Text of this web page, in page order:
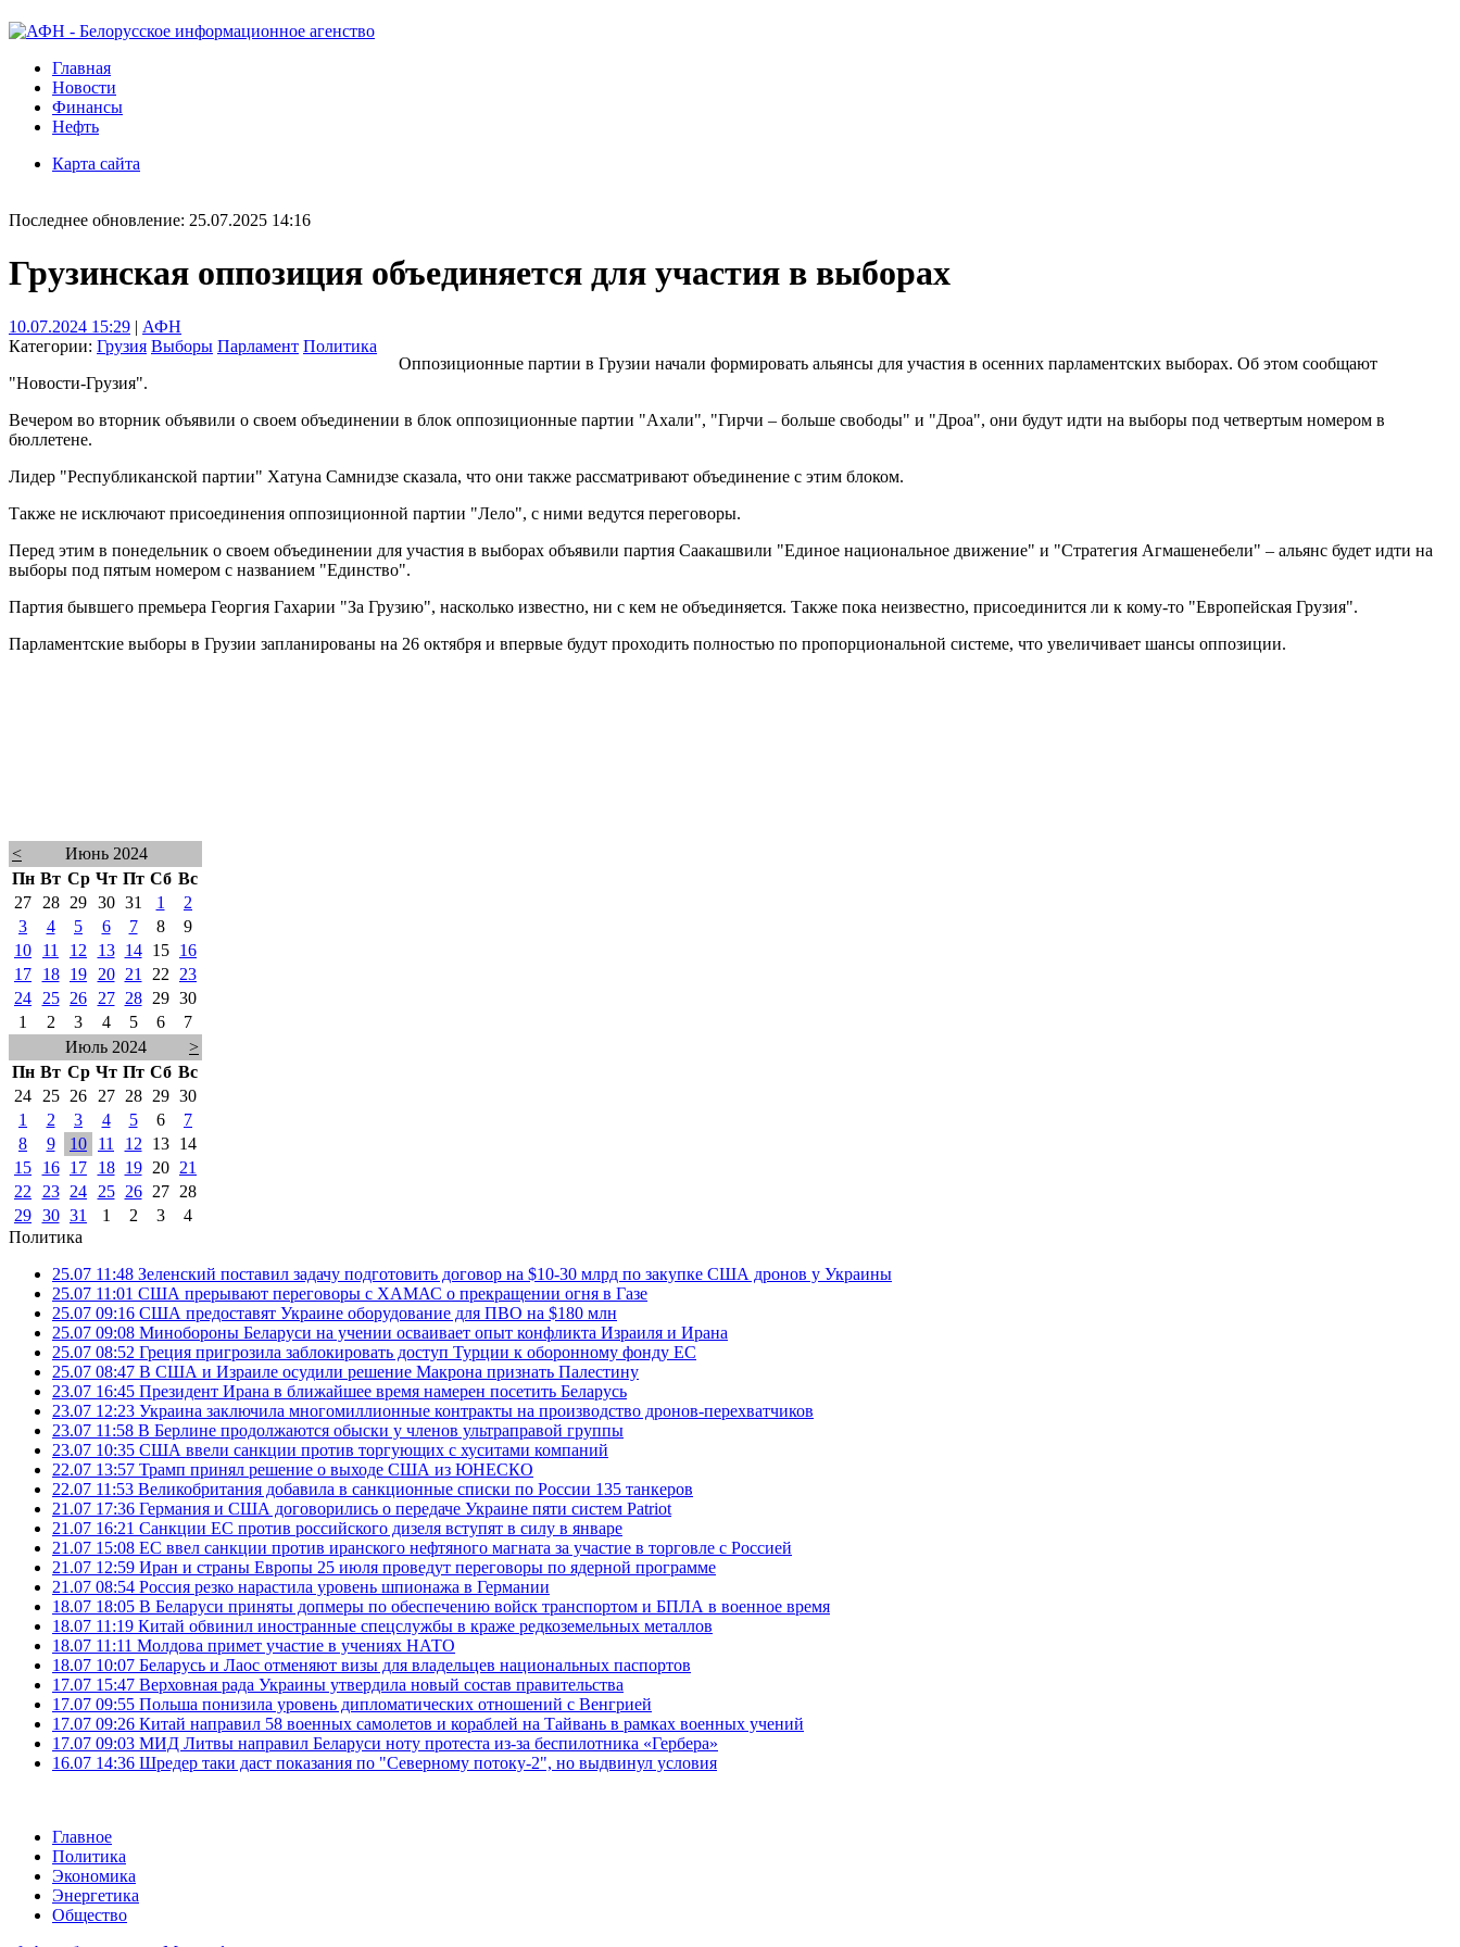
Главная
Новости
Финансы
Нефть
Карта сайта
Последнее обновление: 25.07.2025 14:16
Грузинская оппозиция объединяется для участия в выборах
10.07.2024 15:29 | АФН
Категории: Грузия Выборы Парламент Политика
Оппозиционные партии в Грузии начали формировать альянсы для участия в осенних парламентских выборах. Об этом сообщают
"Новости-Грузия".
Вечером во вторник объявили о своем объединении в блок оппозиционные партии "Ахали", "Гирчи – больше свободы" и "Дроа", они будут идти на выборы под четвертым номером в
бюллетене.
Лидер "Республиканской партии" Хатуна Самнидзе сказала, что они также рассматривают объединение с этим блоком.
Также не исключают присоединения оппозиционной партии "Лело", с ними ведутся переговоры.
Перед этим в понедельник о своем объединении для участия в выборах объявили партия Саакашвили "Единое национальное движение" и "Стратегия Агмашенебели" – альянс будет идти на
выборы под пятым номером с названием "Единство".
Партия бывшего премьера Георгия Гахарии "За Грузию", насколько известно, ни с кем не объединяется. Также пока неизвестно, присоединится ли к кому-то "Европейская Грузия".
Парламентские выборы в Грузии запланированы на 26 октября и впервые будут проходить полностью по пропорциональной системе, что увеличивает шансы оппозиции.
<
Июнь 2024
Пн Вт Ср Чт Пт Сб Вс
27
28 29 30 31 1
2
3
4 5 6 7 8
9
10
11 12 13 14 15
16
17
18 19 20 21 22
23
24
25 26 27 28 29 30
1
2 3 4 5 6
7
Июль 2024
>
Пн Вт Ср Чт Пт Сб Вс
24
25 26 27 28 29 30
1
2 3 4 5 6
7
8
9 10 11 12 13
14
15
16 17 18 19 20
21
22
23 24 25 26 27
28
29 30 31 1 2 3
4
Политика
25.07 11:48 Зеленский поставил задачу подготовить договор на $10-30 млрд по закупке США дронов у Украины
25.07 11:01 США прерывают переговоры с ХАМАС о прекращении огня в Газе
25.07 09:16 США предоставят Украине оборудование для ПВО на $180 млн
25.07 09:08 Минобороны Беларуси на учении осваивает опыт конфликта Израиля и Ирана
25.07 08:52 Греция пригрозила заблокировать доступ Турции к оборонному фонду ЕС
25.07 08:47 В США и Израиле осудили решение Макрона признать Палестину
23.07 16:45 Президент Ирана в ближайшее время намерен посетить Беларусь
23.07 12:23 Украина заключила многомиллионные контракты на производство дронов-перехватчиков
23.07 11:58 В Берлине продолжаются обыски у членов ультраправой группы
23.07 10:35 США ввели санкции против торгующих с хуситами компаний
22.07 13:57 Трамп принял решение о выходе США из ЮНЕСКО
22.07 11:53 Великобритания добавила в санкционные списки по России 135 танкеров
21.07 17:36 Германия и США договорились о передаче Украине пяти систем Patriot
21.07 16:21 Санкции ЕС против российского дизеля вступят в силу в январе
21.07 15:08 ЕС ввел санкции против иранского нефтяного магната за участие в торговле с Россией
21.07 12:59 Иран и страны Европы 25 июля проведут переговоры по ядерной программе
21.07 08:54 Россия резко нарастила уровень шпионажа в Германии
18.07 18:05 В Беларуси приняты допмеры по обеспечению войск транспортом и БПЛА в военное время
18.07 11:19 Китай обвинил иностранные спецслужбы в краже редкоземельных металлов
18.07 11:11 Молдова примет участие в учениях НАТО
18.07 10:07 Беларусь и Лаос отменяют визы для владельцев национальных паспортов
17.07 15:47 Верховная рада Украины утвердила новый состав правительства
17.07 09:55 Польша понизила уровень дипломатических отношений с Венгрией
17.07 09:26 Китай направил 58 военных самолетов и кораблей на Тайвань в рамках военных учений
17.07 09:03 МИД Литвы направил Беларуси ноту протеста из-за беспилотника «Гербера»
16.07 14:36 Шредер таки даст показания по "Северному потоку-2", но выдвинул условия
Главное
Политика
Экономика
Энергетика
Общество